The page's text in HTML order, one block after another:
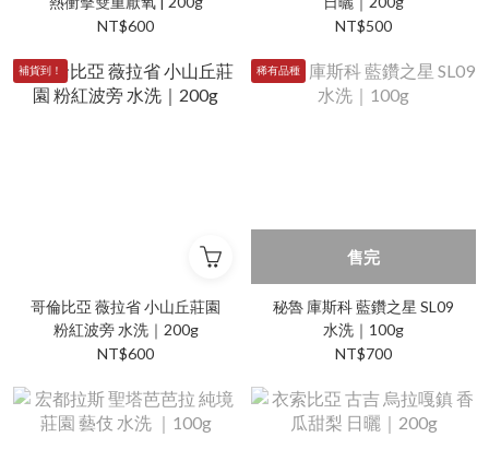
NT$600
NT$500
補貨到！
哥倫比亞 薇拉省 小山丘莊園
粉紅波旁 水洗｜200g
NT$600
稀有品種
售完
秘魯 庫斯科 藍鑽之星 SL09
水洗｜100g
NT$700